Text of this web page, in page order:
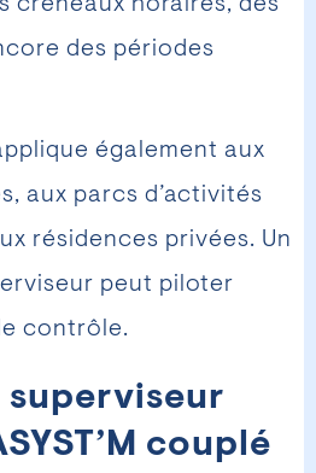
des périodes
également aux
aux parcs d’activités
résidences privées. Un
peut piloter
contrôle.
superviseur
couplé